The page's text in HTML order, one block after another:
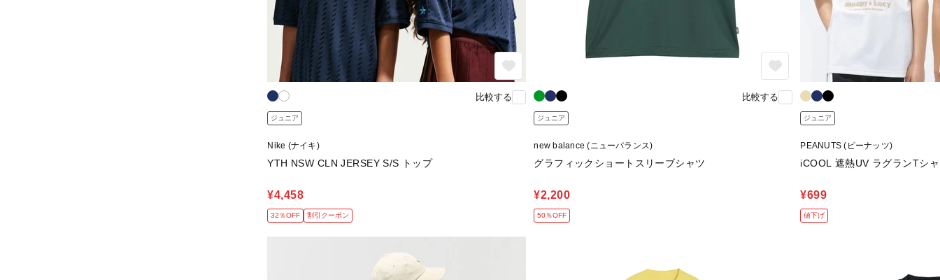
比較する
ジュニア
Nike (ナイキ)
YTH NSW CLN JERSEY S/S トップ
¥4,458
32％OFF 割引クーポン
比較する
ジュニア
new balance (ニューバランス)
グラフィックショートスリーブシャツ
¥2,200
50％OFF
ジュニア
PEANUTS (ピーナッツ)
iCOOL 遮熱UV ラグランTシ
¥699
値下げ